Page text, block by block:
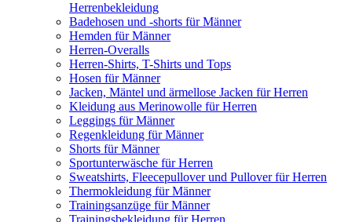
Herrenbekleidung
Badehosen und -shorts für Männer
Hemden für Männer
Herren-Overalls
Herren-Shirts, T-Shirts und Tops
Hosen für Männer
Jacken, Mäntel und ärmellose Jacken für Herren
Kleidung aus Merinowolle für Herren
Leggings für Männer
Regenkleidung für Männer
Shorts für Männer
Sportunterwäsche für Herren
Sweatshirts, Fleecepullover und Pullover für Herren
Thermokleidung für Männer
Trainingsanzüge für Männer
Trainingsbekleidung für Herren